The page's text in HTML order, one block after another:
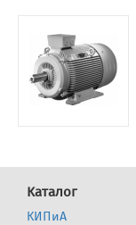
Каталог
КИПиА